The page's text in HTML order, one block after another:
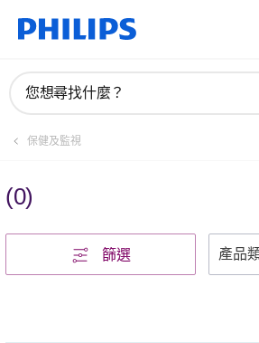
您想尋找什麼？
保健及監視
(0)
篩選